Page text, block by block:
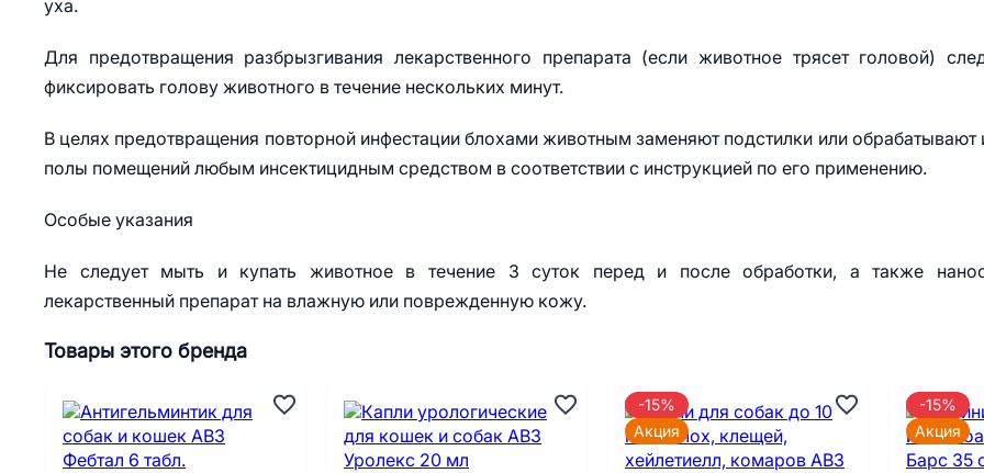
уха.
Для предотвращения разбрызгивания лекарственного препарата (если животное трясет головой)
фиксировать голову животного в течение нескольких минут.
В целях предотвращения повторной инфестации блохами животным заменяют подстилки или обрабатывают
полы помещений любым инсектицидным средством в соответствии с инструкцией по его применению.
Особые указания
Не следует мыть и купать животное в течение 3 суток перед и после обработки, а также
лекарственный препарат на влажную или поврежденную кожу.
Товары этого бренда
-15%
Акция
-15%
Акция